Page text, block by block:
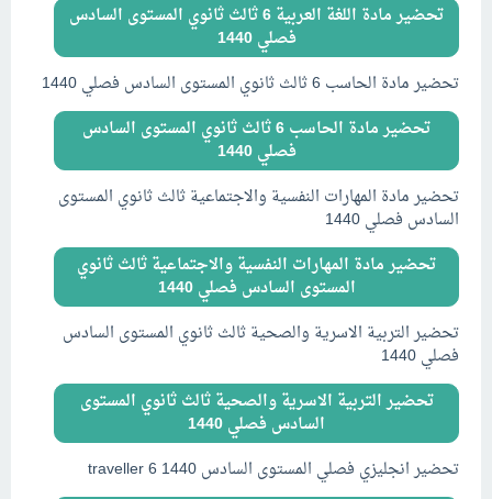
تحضير مادة اللغة العربية 6 ثالث ثانوي المستوى السادس
فصلي 1440
تحضير مادة الحاسب 6 ثالث ثانوي المستوى السادس فصلي 1440
تحضير مادة الحاسب 6 ثالث ثانوي المستوى السادس
فصلي 1440
تحضير مادة المهارات النفسية والاجتماعية ثالث ثانوي المستوى
السادس فصلي 1440
تحضير مادة المهارات النفسية والاجتماعية ثالث ثانوي
المستوى السادس فصلي 1440
تحضير التربية الاسرية والصحية ثالث ثانوي المستوى السادس
فصلي 1440
تحضير التربية الاسرية والصحية ثالث ثانوي المستوى
السادس فصلي 1440
تحضير انجليزي فصلي المستوى السادس traveller 6 1440